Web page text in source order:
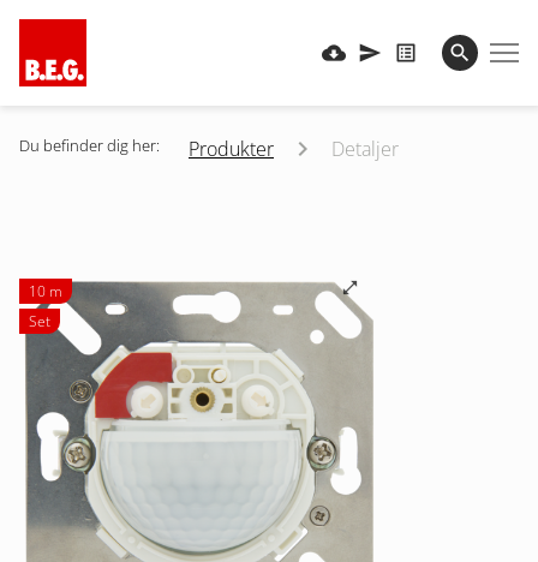
Du befinder dig her: Produkter Detaljer
10 m
Set